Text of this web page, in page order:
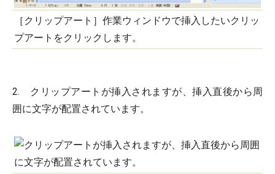
［クリップアート］作業ウィンドウで挿入したいクリッ
プアートをクリックします。
2. クリップアートが挿入されますが、挿入直後から周
囲に文字が配置されています。